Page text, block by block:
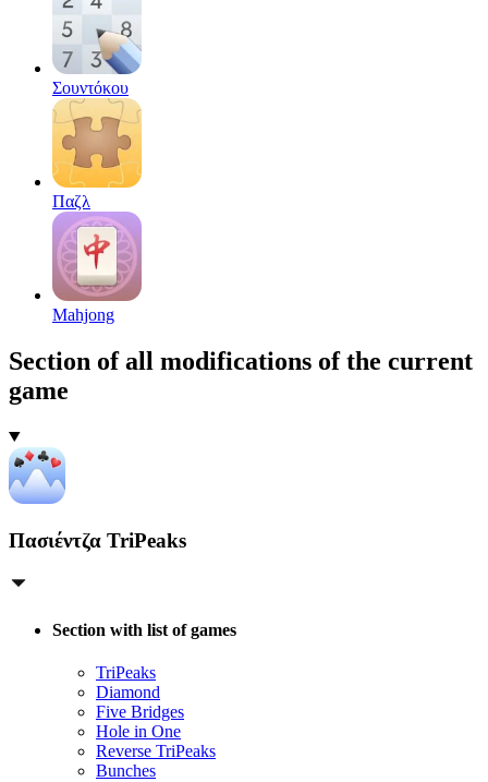
Σουντόκου
Παζλ
Mahjong
Section of all modifications of the current
game
Πασιέντζα TriPeaks
Section with list of games
TriPeaks
Diamond
Five Bridges
Hole in One
Reverse TriPeaks
Bunches